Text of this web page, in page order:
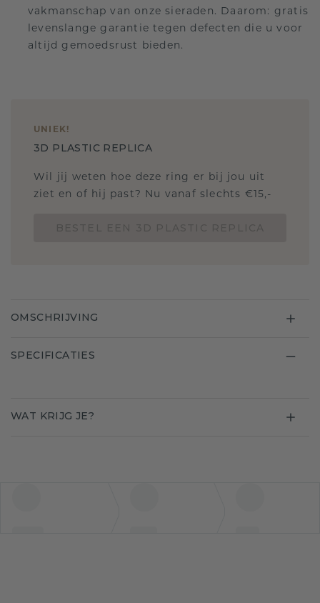
vakmanschap van onze sieraden. Daarom: gratis
levenslange garantie tegen defecten die u voor
altijd gemoedsrust bieden.
UNIEK!
3D PLASTIC REPLICA
Wil jij weten hoe deze ring er bij jou uit
ziet en of hij past? Nu vanaf slechts €15,-
OMSCHRIJVING
SPECIFICATIES
WAT KRIJG JE?